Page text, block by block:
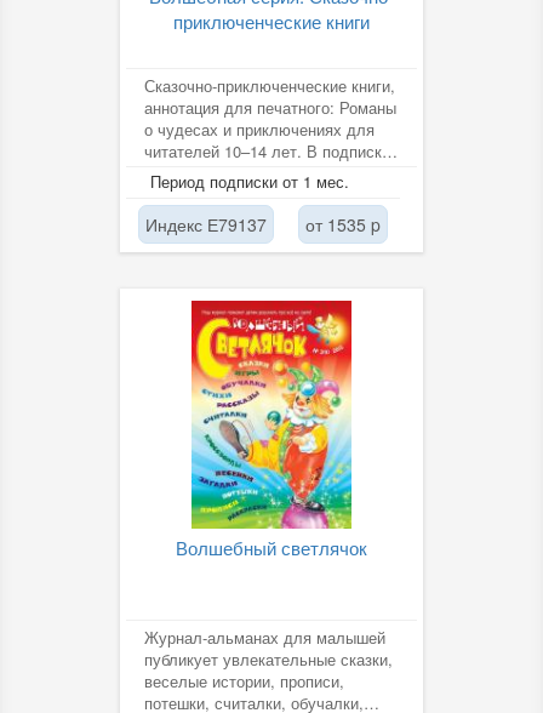
приключенческие книги
Сказочно-приключенческие книги,
аннотация для печатного: Романы
о чудесах и приключениях для
читателей 10–14 лет. В подписке
впервые! аннотация для...
Период подписки от 1 мес.
Индекс Е79137 от 1535 p
Волшебный светлячок
Журнал-альманах для малышей
публикует увлекательные сказки,
веселые истории, прописи,
потешки, считалки, обучалки,